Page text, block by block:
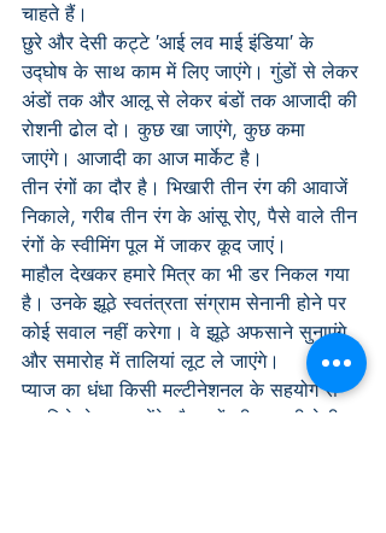
चाहते हैं।
छुरे और देसी कट्टे ′आई लव माई इंडिया′ के
उद्घोष के साथ काम में लिए जाएंगे। गुंडों से लेकर
अंडों तक और आलू से लेकर बंडों तक आजादी की
रोशनी ढोल दो। कुछ खा जाएंगे, कुछ कमा
जाएंगे। आजादी का आज मार्केट है।
तीन रंगों का दौर है। भिखारी तीन रंग की आवाजें
निकाले, गरीब तीन रंग के आंसू रोए, पैसे वाले तीन
रंगों के स्वीमिंग पूल में जाकर कूद जाएं।
माहौल देखकर हमारे मित्र का भी डर निकल गया
है। उनके झूठे स्वतंत्रता संग्राम सेनानी होने पर
कोई सवाल नहीं करेगा। वे झूठे अफसाने सुनाएंगे
और समारोह में तालियां लूट ले जाएंगे।
प्याज का धंधा किसी मल्टीनेशनल के सहयोग से
नए सिरे से शुरू करेंगे और बमों की तस्करी देसी